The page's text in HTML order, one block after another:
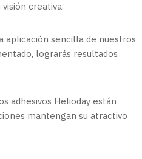
creativa.
aplicación sencilla de nuestros
lograrás resultados
adhesivos Helioday están
mantengan su atractivo